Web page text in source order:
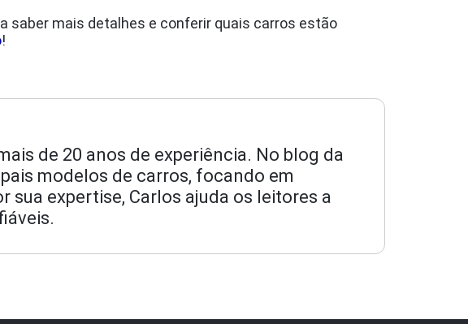
saber mais detalhes e conferir quais carros estão
!
de 20 anos de experiência. No blog da
modelos de carros, focando em
expertise, Carlos ajuda os leitores a